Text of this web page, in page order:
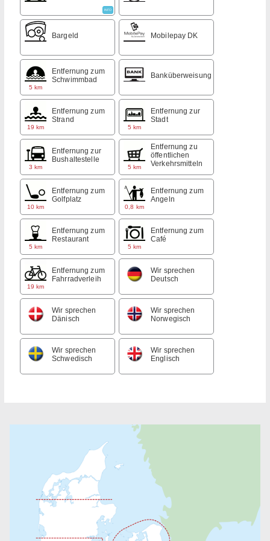
INFO
Bargeld Mobilepay DK
5 km
Entfernung zum
Schwimmbad
Banküberweisung
19 km
Entfernung zum
Strand
5 km
Entfernung zur
Stadt
3 km
Entfernung zur
Bushaltestelle
5 km
Entfernung zu
öffentlichen
Verkehrsmitteln
10 km
Entfernung zum
Golfplatz
0,8 km
Entfernung zum
Angeln
5 km
Entfernung zum
Restaurant
5 km
Entfernung zum
Café
19 km
Entfernung zum
Fahrradverleih
Wir sprechen
Deutsch
Wir sprechen
Dänisch
Wir sprechen
Norwegisch
Wir sprechen
Schwedisch
Wir sprechen
Englisch